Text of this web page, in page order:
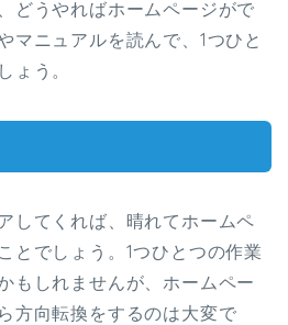
どうやればホームページがで
マニュアルを読んで、1つひと
ょう。
してくれば、晴れてホームペ
とでしょう。1つひとつの作業
もしれませんが、ホームペー
方向転換をするのは大変で